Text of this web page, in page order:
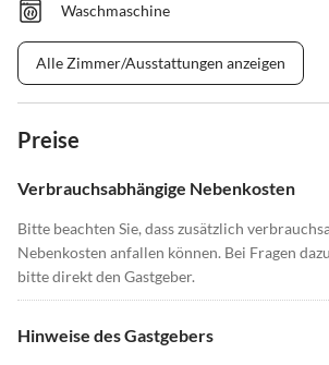
Waschmaschine
Alle Zimmer/Ausstattungen anzeigen
Preise
Verbrauchsabhängige Nebenkosten
Bitte beachten Sie, dass zusätzlich
Nebenkosten anfallen können. Bei Fragen
bitte direkt den Gastgeber.
Hinweise des Gastgebers